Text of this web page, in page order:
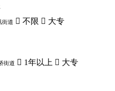
街道  不限  大专
街道  1年以上  大专